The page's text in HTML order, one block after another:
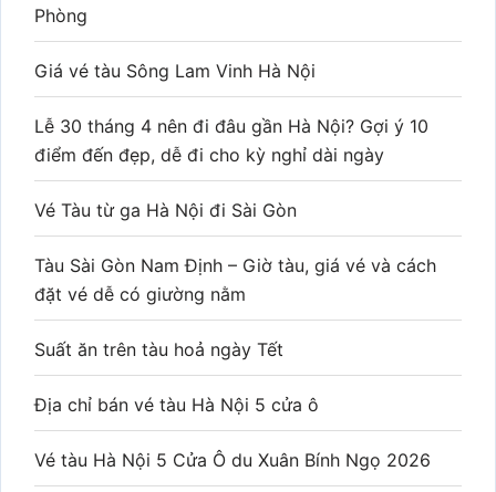
Phòng
Giá vé tàu Sông Lam Vinh Hà Nội
Lễ 30 tháng 4 nên đi đâu gần Hà Nội? Gợi ý 10
điểm đến đẹp, dễ đi cho kỳ nghỉ dài ngày
Vé Tàu từ ga Hà Nội đi Sài Gòn
Tàu Sài Gòn Nam Định – Giờ tàu, giá vé và cách
đặt vé dễ có giường nằm
Suất ăn trên tàu hoả ngày Tết
Địa chỉ bán vé tàu Hà Nội 5 cửa ô
Vé tàu Hà Nội 5 Cửa Ô du Xuân Bính Ngọ 2026